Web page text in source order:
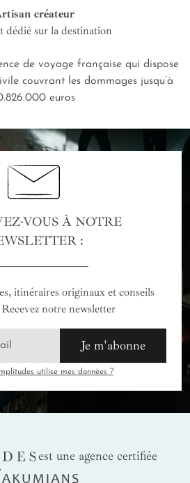
créateur
dédié sur la destination
de voyage française qui dispose
couvrant les dommages jusqu’à
euros
VOUS À NOTRE
:
itinéraires originaux et conseils
notre newsletter
Je m'abonne
utilise mes données ?
est une agence certifiée
Takumians